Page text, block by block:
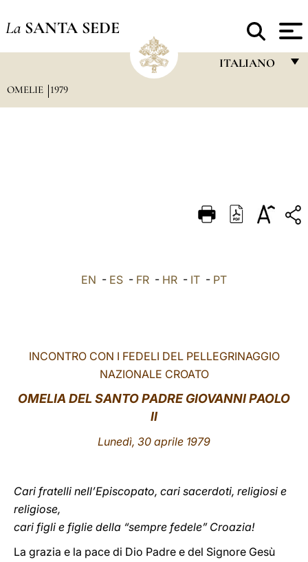
La SANTA SEDE
ITALIANO
DEUTSCH
العربيّة
OMELIE 1979
EN - ES - FR - HR - IT - PT
INCONTRO CON I FEDELI DEL PELLEGRINAGGIO
NAZIONALE CROATO
OMELIA DEL SANTO PADRE GIOVANNI PAOLO
II
Lunedì, 30 aprile 1979
Cari fratelli nell’Episcopato, cari sacerdoti, religiosi e
religiose,
cari figli e figlie della “sempre fedele” Croazia!
La grazia e la pace di Dio Padre e del Signore Gesù